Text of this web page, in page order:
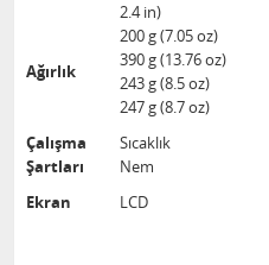
2.4 in)
Ağırlık
200 g (7.05 oz)
390 g (13.76 oz)
243 g (8.5 oz)
247 g (8.7 oz)
Çalışma
Şartları
Sıcaklık
Nem
Ekran
LCD